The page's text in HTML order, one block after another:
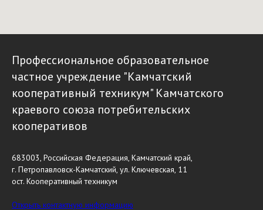
Профессиональное образовательное
частное учреждение "Камчатский
кооперативный техникум" Камчатского
краевого союза потребительских
кооперативов
683003, Российская Федерация, Камчатский край,
г. Петропавловск-Камчатский, ул. Ключевская, 11
ост. Кооперативный техникум
Открыть контактную информацию